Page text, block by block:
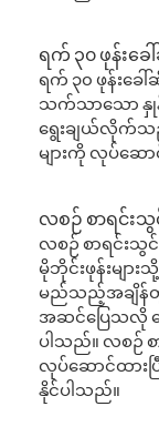
ရက် ၃၀ ဖုန်းခ
ရက် ၃၀ ဖုန်းခ
သက်သာသော နှုန်
ရွေးချယ်လိုက်သ
များကို လုပ်ဆေ
လစဉ် စာရင်းသွ
လစဉ် စာရင်းသွ
မိုဘိုင်းဖုန်းများ
မည်သည့်အချိန်
အဆင်ပြေသလို
ပါသည်။ လစဉ်
လုပ်ဆောင်ထားပ
နိုင်ပါသည်။